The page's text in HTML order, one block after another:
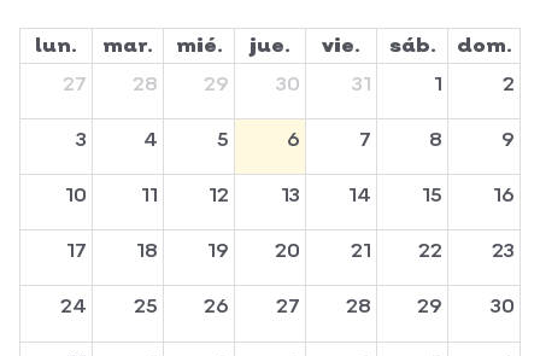
lun. mar. mié. jue. vie. sáb. dom.
27 28 29 30 31 1 2
3 4 5 6 7 8 9
10 11 12 13 14 15 16
17 18 19 20 21 22 23
24 25 26 27 28 29 30